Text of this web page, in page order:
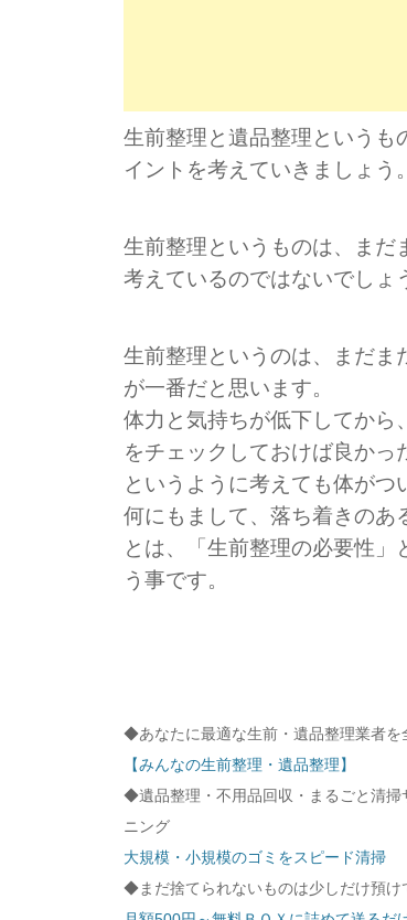
生前整理と遺品整理というも
イントを考えていきましょう。
生前整理というものは、まだ
考えているのではないでしょ
生前整理というのは、まだま
が一番だと思います。
体力と気持ちが低下してから
をチェックしておけば良かっ
というように考えても体がつ
何にもまして、落ち着きのあ
とは、「生前整理の必要性
う事です。
◆あなたに最適な生前・遺品整理業者を
【みんなの生前整理・遺品整理】
◆遺品整理・不用品回収・まるごと清掃
ニング
大規模・小規模のゴミをスピード清掃
◆まだ捨てられないものは少しだけ預け